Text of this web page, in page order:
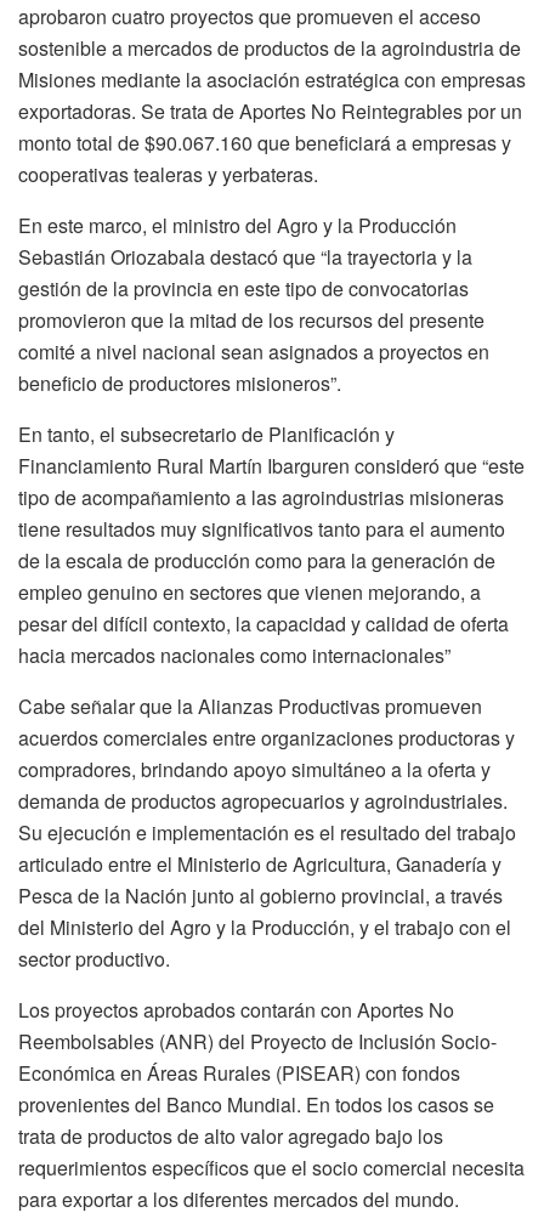
aprobaron cuatro proyectos que promueven el acceso
sostenible a mercados de productos de la agroindustria de
Misiones mediante la asociación estratégica con empresas
exportadoras. Se trata de Aportes No Reintegrables por un
monto total de $90.067.160 que beneficiará a empresas y
cooperativas tealeras y yerbateras.
En este marco, el ministro del Agro y la Producción
Sebastián Oriozabala destacó que “la trayectoria y la
gestión de la provincia en este tipo de convocatorias
promovieron que la mitad de los recursos del presente
comité a nivel nacional sean asignados a proyectos en
beneficio de productores misioneros”.
En tanto, el subsecretario de Planificación y
Financiamiento Rural Martín Ibarguren consideró que “este
tipo de acompañamiento a las agroindustrias misioneras
tiene resultados muy significativos tanto para el aumento
de la escala de producción como para la generación de
empleo genuino en sectores que vienen mejorando, a
pesar del difícil contexto, la capacidad y calidad de oferta
hacia mercados nacionales como internacionales”
Cabe señalar que la Alianzas Productivas promueven
acuerdos comerciales entre organizaciones productoras y
compradores, brindando apoyo simultáneo a la oferta y
demanda de productos agropecuarios y agroindustriales.
Su ejecución e implementación es el resultado del trabajo
articulado entre el Ministerio de Agricultura, Ganadería y
Pesca de la Nación junto al gobierno provincial, a través
del Ministerio del Agro y la Producción, y el trabajo con el
sector productivo.
Los proyectos aprobados contarán con Aportes No
Reembolsables (ANR) del Proyecto de Inclusión Socio-
Económica en Áreas Rurales (PISEAR) con fondos
provenientes del Banco Mundial. En todos los casos se
trata de productos de alto valor agregado bajo los
requerimientos específicos que el socio comercial necesita
para exportar a los diferentes mercados del mundo.